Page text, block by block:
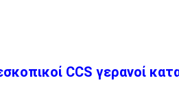
CCS γερανοί